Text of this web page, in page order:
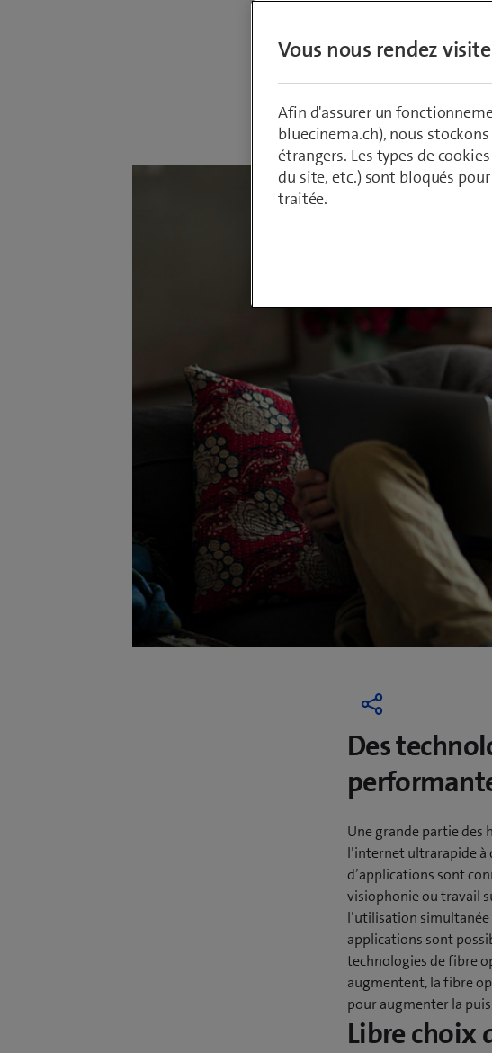
Armin Schädeli
29 octobre 2020
Des
Une grande partie des
l’internet ultrarapide à
d’applications sont
visiophonie ou travail
l’utilisation simultanée
applications sont
technologies de fibre
augmentent, la fibre
pour augmenter la
Libre choix
Vous nous rendez
Afin d'assurer un
bluecinema.ch), nous
étrangers. Les types de
du site, etc.) sont bloqués
traitée.